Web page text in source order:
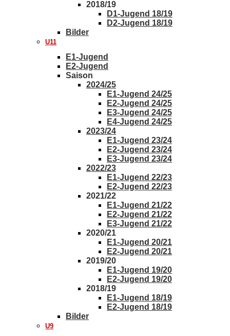
2018/19
D1-Jugend 18/19
D2-Jugend 18/19
Bilder
U11
E1-Jugend
E2-Jugend
Saison
2024/25
E1-Jugend 24/25
E2-Jugend 24/25
E3-Jugend 24/25
E4-Jugend 24/25
2023/24
E1-Jugend 23/24
E2-Jugend 23/24
E3-Jugend 23/24
2022/23
E1-Jugend 22/23
E2-Jugend 22/23
2021/22
E1-Jugend 21/22
E2-Jugend 21/22
E3-Jugend 21/22
2020/21
E1-Jugend 20/21
E2-Jugend 20/21
2019/20
E1-Jugend 19/20
E2-Jugend 19/20
2018/19
E1-Jugend 18/19
E2-Jugend 18/19
Bilder
U9